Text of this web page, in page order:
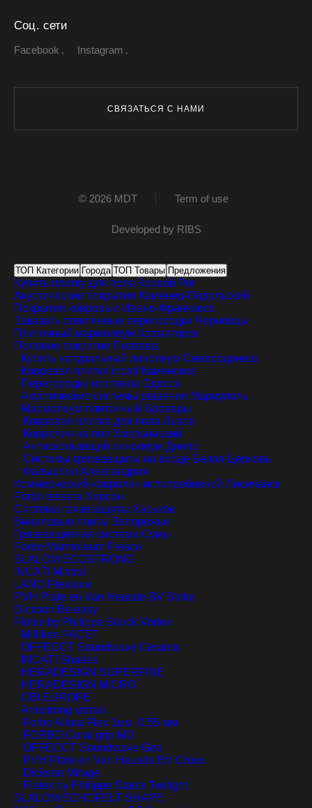
Соц. сети
Facebook Instagram
СВЯЗАТЬСЯ С НАМИ
© 2026 MDT Term of use
Developed by RIBS
ТОП Категории Города ТОП Товары Предложения
Купить плитку для пола Кривой Рог
Акустические покрытия Каменец-Подольский
Покрытия ковровые Ивано-Франковск
Заказать стеклянные перегородки Черновцы
Плиточный мармолеум Краматорск
Половое покритие Полтава
Купить натуральный линолеум Северодонецк
Ковровая плитка incati Каменское
Перегородки из стекла Одесса
Акустические системы решения Мариуполь
Мармолеум плиточный Бровары
Ковровая плитка для пола Львов
Ковролин на пол Хмельницкий
Антискользящий линолеум Днепр
Системы грязезащиты на входе Белая Церковь
Фальшпол Александрия
Коммерческий ковролин иглопробивной Лисичанск
Forbo tessera Херсон
Система грязезащиты Харьков
Виниловые плиты Запорожье
Грязезащитная система Сумы
Forbo Marmoleum Fresco
SLALOM ECOSTRONG
INCATI Mistral
LANO Pleasure
PVH Plate en Van Heusde BV Strike
Dickson Be easy
Flotex by Philippe Starck Vortex
Milliken FACET
OFFECCT Soundwave Ceramic
INCATI Shades
HERADESIGN SUPERFINE
HERADESIGN MICRO
CBI EUROPE
Armstrong метал
Forbo Allura Flex 1мм, 0,55 мм
FORBO Coral grip MD
OFFECCT Soundwave Geo
PVH Plate en Van Heusde BV Cross
Dickson Mirage
Flotex by Philippe Starck Twilight
SLALOM ECHOFELT SHAPE